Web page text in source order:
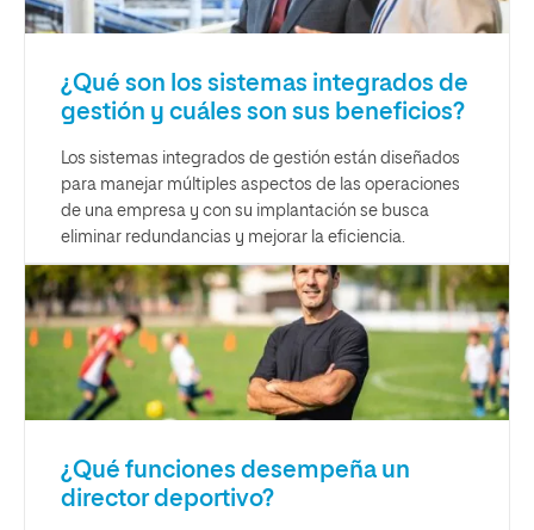
¿Qué son los sistemas integrados de
gestión y cuáles son sus beneficios?
Los sistemas integrados de gestión están diseñados
para manejar múltiples aspectos de las operaciones
de una empresa y con su implantación se busca
eliminar redundancias y mejorar la eficiencia.
¿Qué funciones desempeña un
director deportivo?